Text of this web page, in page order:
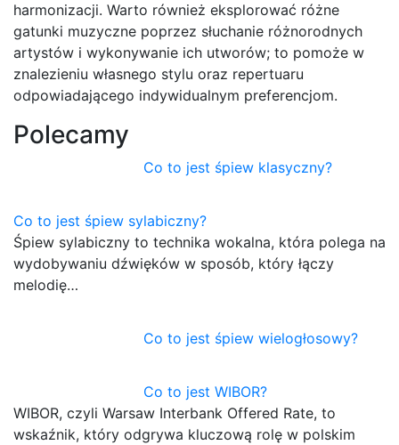
harmonizacji. Warto również eksplorować różne
gatunki muzyczne poprzez słuchanie różnorodnych
artystów i wykonywanie ich utworów; to pomoże w
znalezieniu własnego stylu oraz repertuaru
odpowiadającego indywidualnym preferencjom.
Polecamy
Co to jest śpiew klasyczny?
Co to jest śpiew sylabiczny?
Śpiew sylabiczny to technika wokalna, która polega na
wydobywaniu dźwięków w sposób, który łączy
melodię…
Co to jest śpiew wielogłosowy?
Co to jest WIBOR?
WIBOR, czyli Warsaw Interbank Offered Rate, to
wskaźnik, który odgrywa kluczową rolę w polskim